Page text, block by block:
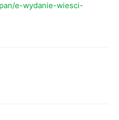
e-wydanie-wiesci-